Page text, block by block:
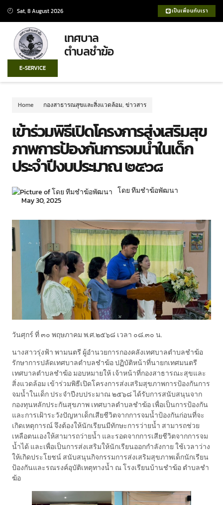
Sat, 8 August 2026 เป็นเพื่อนกับเรา
เทศบาล
ตำบลชำฆ้อ
E-SERVICE
Home กองสาธารณสุขและสิ่งแวดล้อม, ข่าวสาร
เข้าร่วมพิธีเปิดโครงการส่งเสริมสุข
ภาพการป้องกันการจมน้ำในเด็ก
ประจำปีงบประมาณ ๒๕๖๘
โดย ทีมชำฆ้อพัฒนา
May 30, 2025
วันศุกร์ ที่ ๓๐ พฤษภาคม พ.ศ.๒๕๖๘ เวลา ๐๘.๓๐ น.
นางสาวรุ่งฟ้า พามนตรี ผู้อำนวยการกองคลังเทศบาลตำบลชำฆ้อ
รักษาการปลัดเทศบาลตำบลชำฆ้อ ปฏิบัติหน้าที่นายกเทศมนตรี
เทศบาลตำบลชำฆ้อ มอบหมายให้ เจ้าหน้าที่กองสาธารณะสุขและ
สิ่งแวดล้อม เข้าร่วมพิธีเปิดโครงการส่งเสริมสุขภาพการป้องกันการ
จมน้ำในเด็ก ประจำปีงบประมาณ ๒๕๖๘ ได้รับการสนับสนุนจาก
กองทุนหลักประกันสุขภาพ เทศบาลตำบลชำฆ้อ เพื่อเป็นการป้องกัน
และการเฝ้าระวังปัญหาเด็กเสียชีวิตจากการจมน้ำป้องกันก่อนที่จะ
เกิดเหตุการณ์ จึงต้องให้นักเรียนมีทักษะการว่ายน้ำ สามารถช่วย
เหลือตนเองให้สามารถว่ายน้ำ และรอดจากการเสียชีวิตจากการจม
น้ำได้ และเพื่อเป็นการส่งเสริมให้นักเรียนออกกำลังกาย ใช้เวลาว่าง
ให้เกิดประโยชน์ สนับสนุนกิจกรรมการส่งเสริมสุขภาพเด็กนักเรียน
ป้องกันและรณรงค์อุบัติเหตุทางน้ำ ณ โรงเรียนบ้านชำฆ้อ ตำบลชำ
ฆ้อ